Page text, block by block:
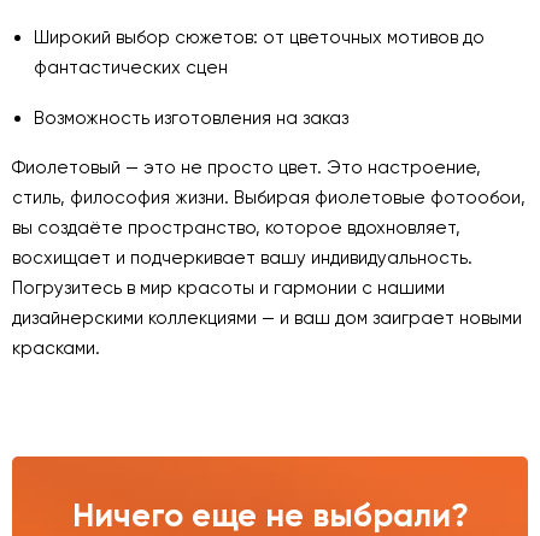
Широкий выбор сюжетов: от цветочных мотивов до
фантастических сцен
Возможность изготовления на заказ
Фиолетовый — это не просто цвет. Это настроение,
стиль, философия жизни. Выбирая фиолетовые фотообои,
вы создаёте пространство, которое вдохновляет,
восхищает и подчеркивает вашу индивидуальность.
Погрузитесь в мир красоты и гармонии с нашими
дизайнерскими коллекциями — и ваш дом заиграет новыми
красками.
Ничего еще не выбрали?